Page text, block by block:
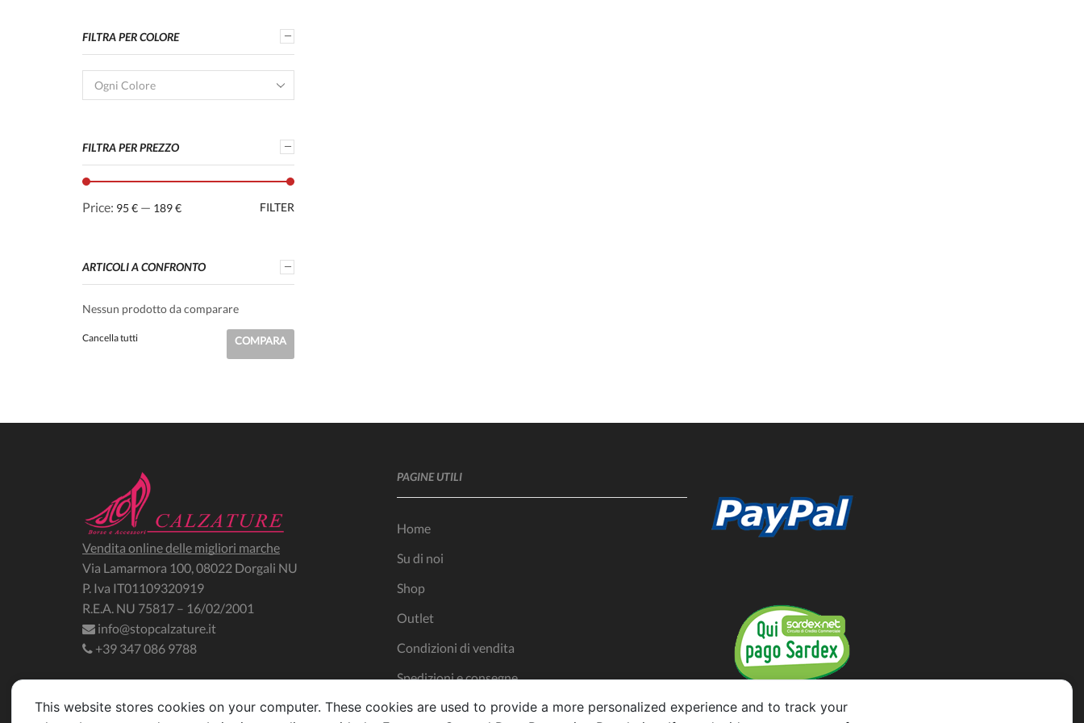
FILTRA PER COLORE
Ogni Colore
FILTRA PER PREZZO
FILTER
Price: 95 € — 189 €
ARTICOLI A CONFRONTO
Nessun prodotto da comparare
Cancella tutti COMPARA
Vendita online delle migliori marche
Via Lamarmora 100, 08022 Dorgali NU
P. Iva IT01109320919
R.E.A. NU 75817 – 16/02/2001
info@stopcalzature.it
+39 347 086 9788
PAGINE UTILI
Home
Su di noi
Shop
Outlet
Condizioni di vendita
Spedizioni e consegne
I punti vendita
This website stores cookies on your computer. These cookies are used to provide a more personalized experience and to track your